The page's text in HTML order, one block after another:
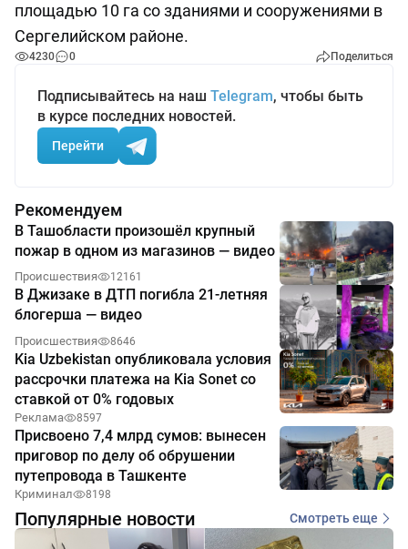
площадью 10 га со зданиями и сооружениями в
Сергелийском районе.
4230 0 Поделиться
Подписывайтесь на наш Telegram, чтобы быть
в курсе последних новостей.
Перейти
Рекомендуем
В Ташобласти произошёл крупный
пожар в одном из магазинов — видео
Происшествия 12161
В Джизаке в ДТП погибла 21-летняя
блогерша — видео
Происшествия 8646
Kia Uzbekistan опубликовала условия
рассрочки платежа на Kia Sonet со
ставкой от 0% годовых
Реклама 8597
Присвоено 7,4 млрд сумов: вынесен
приговор по делу об обрушении
путепровода в Ташкенте
Криминал 8198
Популярные новости Смотреть еще